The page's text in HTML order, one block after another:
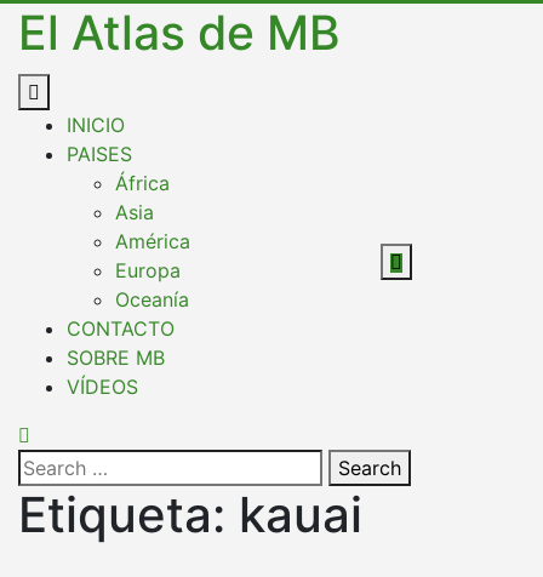
El Atlas de MB
INICIO
PAISES
África
Asia
América
Europa
Oceanía
CONTACTO
SOBRE MB
VÍDEOS
Search
Etiqueta: kauai